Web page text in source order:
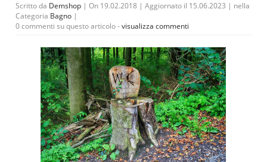
Scritto da Demshop | On 19.02.2018 | Aggiornato il 15.06.2023 | nella
Categoria Bagno |
0 commenti su questo articolo -visualizza commenti